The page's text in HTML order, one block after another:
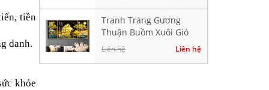
tiền
danh.
khỏe
Tranh Tráng Gương
Thuận Buồm Xuôi Gió
Hiện Đại TK102
Liên hệ Liên hệ